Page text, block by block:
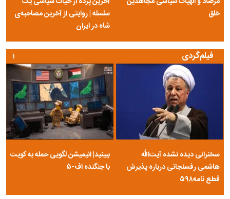
خلق
سلسله | روایتی از آخرین مصاحبه‌ی
شاه در ایران
فیلم‌گردی
سخنرانی دیده نشده آیت‌الله
هاشمی رفسنجانی درباره پذیرش
قطع نامه۵۹۸
ببینید| انیمیشن لگویی حمله به کویت
با جنگنده اف-۵
۱